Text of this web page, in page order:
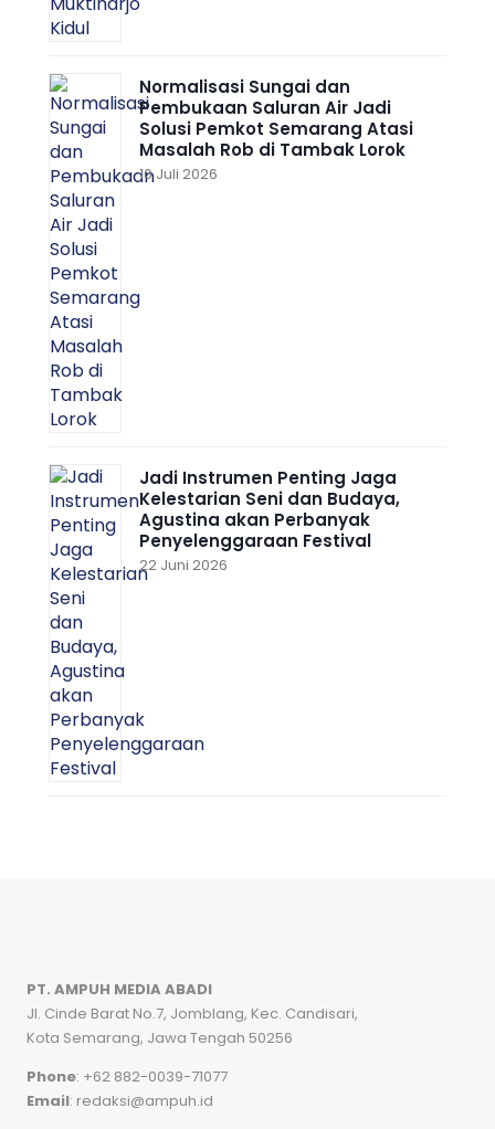
Normalisasi Sungai dan
Pembukaan Saluran Air Jadi
Solusi Pemkot Semarang Atasi
Masalah Rob di Tambak Lorok
10 Juli 2026
Jadi Instrumen Penting Jaga
Kelestarian Seni dan Budaya,
Agustina akan Perbanyak
Penyelenggaraan Festival
22 Juni 2026
PT. AMPUH MEDIA ABADI
Jl. Cinde Barat No.7, Jomblang, Kec. Candisari,
Kota Semarang, Jawa Tengah 50256
Phone: +62 882-0039-71077
Email: redaksi@ampuh.id